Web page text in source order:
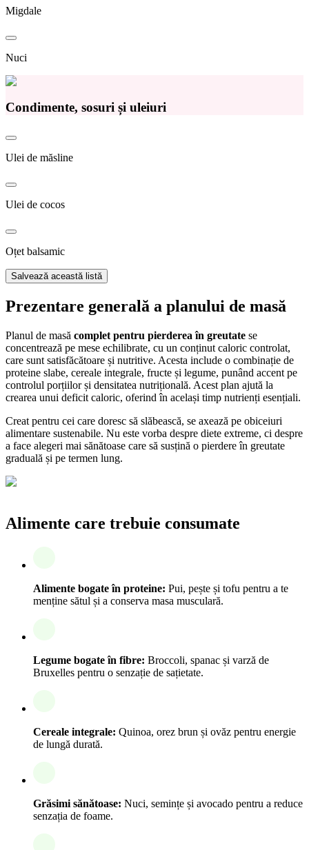
Migdale
Nuci
Condimente, sosuri și uleiuri
Ulei de măsline
Ulei de cocos
Oțet balsamic
Salvează această listă
Prezentare generală a planului de masă
Planul de masă complet pentru pierderea în greutate se
concentrează pe mese echilibrate, cu un conținut caloric controlat,
care sunt satisfăcătoare și nutritive. Acesta include o combinație de
proteine slabe, cereale integrale, fructe și legume, punând accent pe
controlul porțiilor și densitatea nutrițională. Acest plan ajută la
crearea unui deficit caloric, oferind în același timp nutrienți esențiali.
Creat pentru cei care doresc să slăbească, se axează pe obiceiuri
alimentare sustenabile. Nu este vorba despre diete extreme, ci despre
a face alegeri mai sănătoase care să susțină o pierdere în greutate
graduală și pe termen lung.
Alimente care trebuie consumate
Alimente bogate în proteine: Pui, pește și tofu pentru a te
menține sătul și a conserva masa musculară.
Legume bogate în fibre: Broccoli, spanac și varză de
Bruxelles pentru o senzație de sațietate.
Cereale integrale: Quinoa, orez brun și ovăz pentru energie
de lungă durată.
Grăsimi sănătoase: Nuci, semințe și avocado pentru a reduce
senzația de foame.